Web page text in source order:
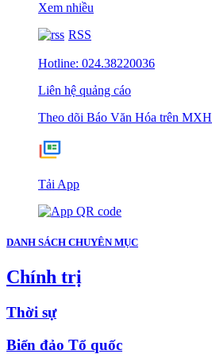
Xem nhiều
RSS
Hotline: 024.38220036
Liên hệ quảng cáo
Theo dõi Báo Văn Hóa trên MXH
Tải App
DANH SÁCH CHUYÊN MỤC
Chính trị
Thời sự
Biển đảo Tổ quốc